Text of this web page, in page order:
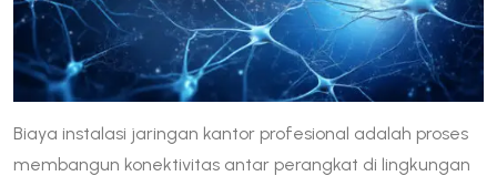
Biaya instalasi jaringan kantor profesional adalah proses
membangun konektivitas antar perangkat di lingkungan